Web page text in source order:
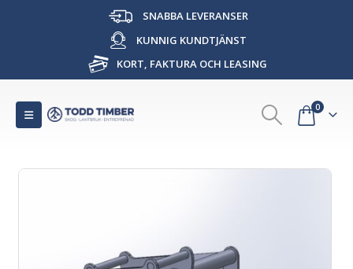
SNABBA LEVERANSER
KUNNIG KUNDTJÄNST
KORT, FAKTURA OCH LEASING
0